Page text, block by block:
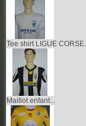
Tee shirt LIGUE
Maillot enfant...